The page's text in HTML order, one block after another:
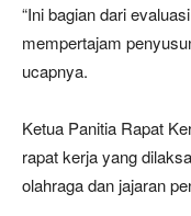
“Ini bagian dari
mempertajam
ucapnya.
Ketua Panitia Rapat
rapat kerja yang
olahraga dan jajaran